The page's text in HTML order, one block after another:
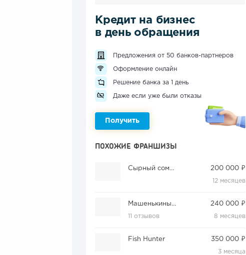
Кредит на бизнес
в день обращения
Предложения от 50 банков-партнеров
Оформление онлайн
Решение банка за 1 день
Даже если уже были отказы
Получить
ПОХОЖИЕ ФРАНШИЗЫ
Сырный сомелье 200 000 ₽
12 месяцев
Машенькины пироги
11 отзывов
240 000 ₽
8 месяцев
Fish Hunter 350 000 ₽
3 месяца